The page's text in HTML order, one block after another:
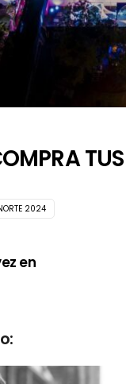
2024
en